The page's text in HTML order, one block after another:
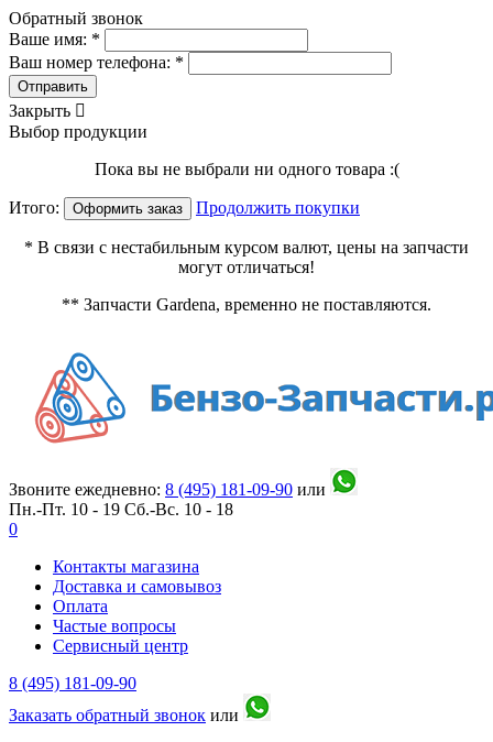
Обратный звонок
Ваше имя: *
Ваш номер телефона: *
Отправить
Закрыть 
Выбор продукции
Пока вы не выбрали ни одного товара :(
Итого: Оформить заказ Продолжить покупки
* В связи с нестабильным курсом валют, цены на запчасти
могут отличаться!
** Запчасти Gardena, временно не поставляются.
Звоните ежедневно: 8 (495) 181-09-90 или
Пн.-Пт. 10 - 19 Сб.-Вс. 10 - 18
0
Контакты магазина
Доставка и самовывоз
Оплата
Частые вопросы
Сервисный центр
8 (495) 181-09-90
Заказать обратный звонок или